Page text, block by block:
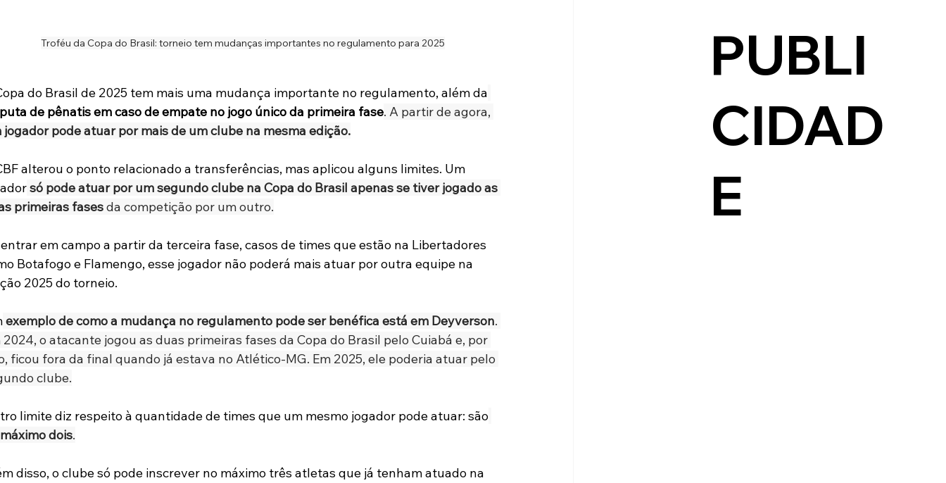
Troféu da Copa do Brasil: torneio tem mudanças importantes no regulamento para 2025
do Brasil de 2025 tem mais uma mudança importante no regulamento, além da
de pênatis em caso de empate no jogo único da primeira fase. A partir de agora,
jogador pode atuar por mais de um clube na mesma edição.
alterou o ponto relacionado a transferências, mas aplicou alguns limites. Um
só pode atuar por um segundo clube na Copa do Brasil apenas se tiver jogado as
primeiras fases da competição por um outro.
em campo a partir da terceira fase, casos de times que estão na Libertadores
Botafogo e Flamengo, esse jogador não poderá mais atuar por outra equipe na
2025 do torneio.
exemplo de como a mudança no regulamento pode ser benéfica está em Deyverson.
2024, o atacante jogou as duas primeiras fases da Copa do Brasil pelo Cuiabá e, por
ficou fora da final quando já estava no Atlético-MG. Em 2025, ele poderia atuar pelo
clube.
limite diz respeito à quantidade de times que um mesmo jogador pode atuar: são
dois.
disso, o clube só pode inscrever no máximo três atletas que já tenham atuado na
PUBLI
CIDAD
E